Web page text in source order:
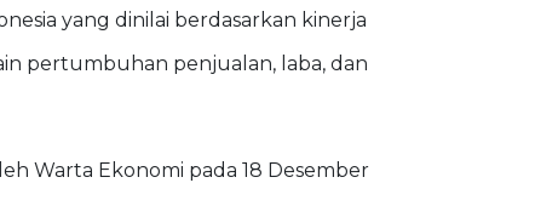
yang dinilai berdasarkan kinerja
pertumbuhan penjualan, laba, dan
Warta Ekonomi pada 18 Desember